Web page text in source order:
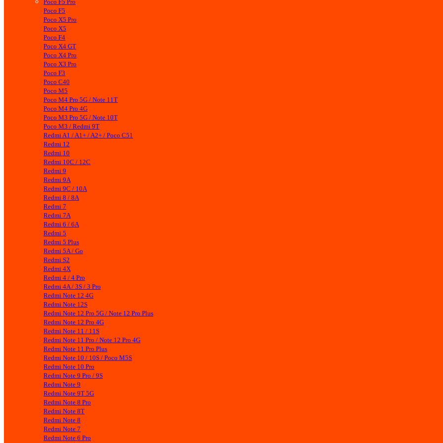
Poco F5 Pro
Poco F5
Poco X5 Pro
Poco X5
Poco F4
Poco X4 GT
Poco X4 Pro
Poco X3 Pro
Poco F3
Poco C40
Poco M5
Poco M4 Pro 5G / Note 11T
Poco M4 Pro 4G
Poco M3 Pro 5G / Note 10T
Poco M3 / Redmi 9T
Redmi A1 / A1+ / A2+ / Poco C51
Redmi 12
Redmi 10
Redmi 10C / 12C
Redmi 9
Redmi 9A
Redmi 9C / 10A
Redmi 8 / 8A
Redmi 7
Redmi 7A
Redmi 6 / 6A
Redmi 5
Redmi 5 Plus
Redmi 5A / Go
Redmi S2
Redmi 4X
Redmi 4 / 4 Pro
Redmi 4A / 3S / 3 Pro
Redmi Note 12 4G
Redmi Note 12S
Redmi Note 12 Pro 5G / Note 12 Pro Plus
Redmi Note 12 Pro 4G
Redmi Note 11 / 11S
Redmi Note 11 Pro / Note 12 Pro 4G
Redmi Note 11 Pro Plus
Redmi Note 10 / 10S / Poco M5S
Redmi Note 10 Pro
Redmi Note 9 Pro / 9S
Redmi Note 9
Redmi Note 9T 5G
Redmi Note 8 Pro
Redmi Note 8T
Redmi Note 8
Redmi Note 7
Redmi Note 6 Pro